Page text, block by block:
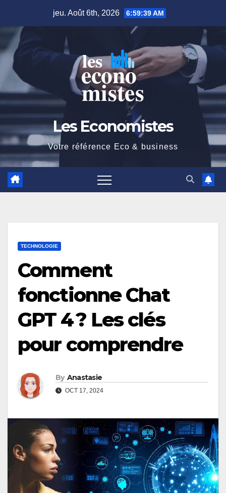
content
jeu. Août 6th, 2026 6:59:40 AM
Les Economistes
Votre référence Eco & business
TECHNOLOGIE
Comment
fonctionne Chat
GPT 4 ? Les clés
pour comprendre
By Anastasie
OCT 17, 2024